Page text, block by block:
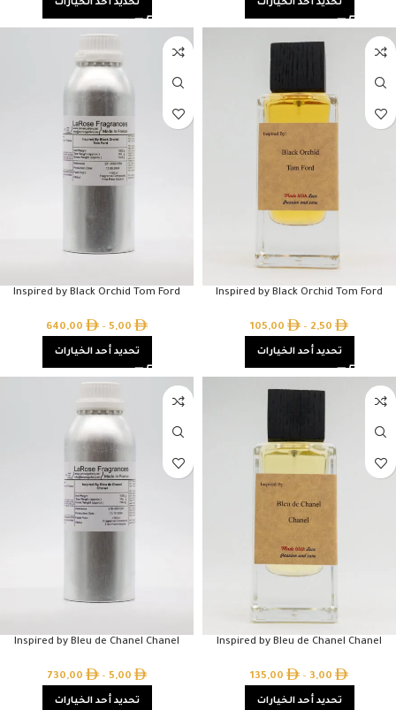
تحديد أحد الخيارات تحديد أحد الخيارات
Inspired by Black Orchid Tom Ford
2,50
–
105,00
تحديد أحد الخيارات
Inspired by Black Orchid Tom Ford
5,00
–
640,00
تحديد أحد الخيارات
Inspired by Bleu de Chanel Chanel
3,00
–
135,00
تحديد أحد الخيارات
Inspired by Bleu de Chanel Chanel
5,00
–
730,00
تحديد أحد الخيارات